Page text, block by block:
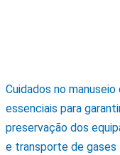
Cuidados no
essenciais para
preservação dos
e transporte de